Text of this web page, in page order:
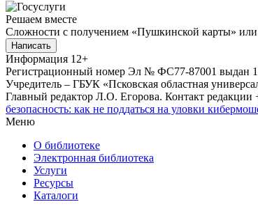
Решаем вместе
Сложности с получением «Пушкинской карты» или
Написать
Информация 12+
Регистрационный номер Эл № ФС77-87001 выдан
Учредитель – ГБУК «Псковская областная
Главный редактор Л.О. Егорова. Контакт редакции
безопасность: как не поддаться на уловки
Меню
О библиотеке
Электронная библиотека
Услуги
Ресурсы
Каталоги